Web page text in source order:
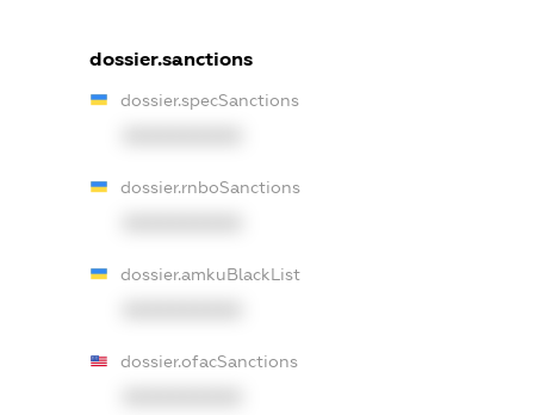
dossier.sanctions
dossier.specSanctions
dossier.rnboSanctions
dossier.amkuBlackList
dossier.ofacSanctions